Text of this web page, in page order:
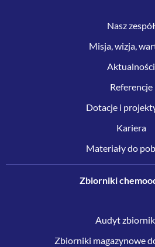
Nasz zespół
Misja, wizja,
Aktualności
Referencje
Dotacje i
Kariera
Materiały do
Zbiorniki
Audyt
Zbiorniki magazynowe